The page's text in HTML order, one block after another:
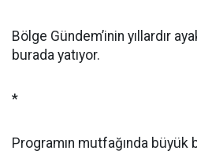
Bölge Gündem’inin yıllardır
burada yatıyor.
*
Programın mutfağında büyük